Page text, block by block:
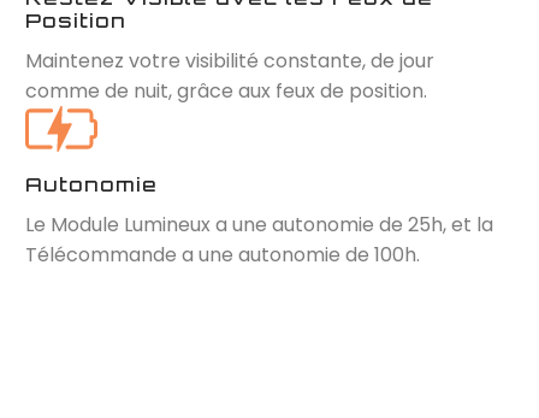
Position
Maintenez votre visibilité constante, de jour
comme de nuit, grâce aux feux de position.
Autonomie
Le Module Lumineux a une autonomie de 25h, et la
Télécommande a une autonomie de 100h.